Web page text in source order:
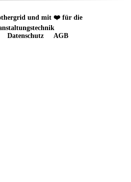
und mit ❤️ für die
Datenschutz AGB